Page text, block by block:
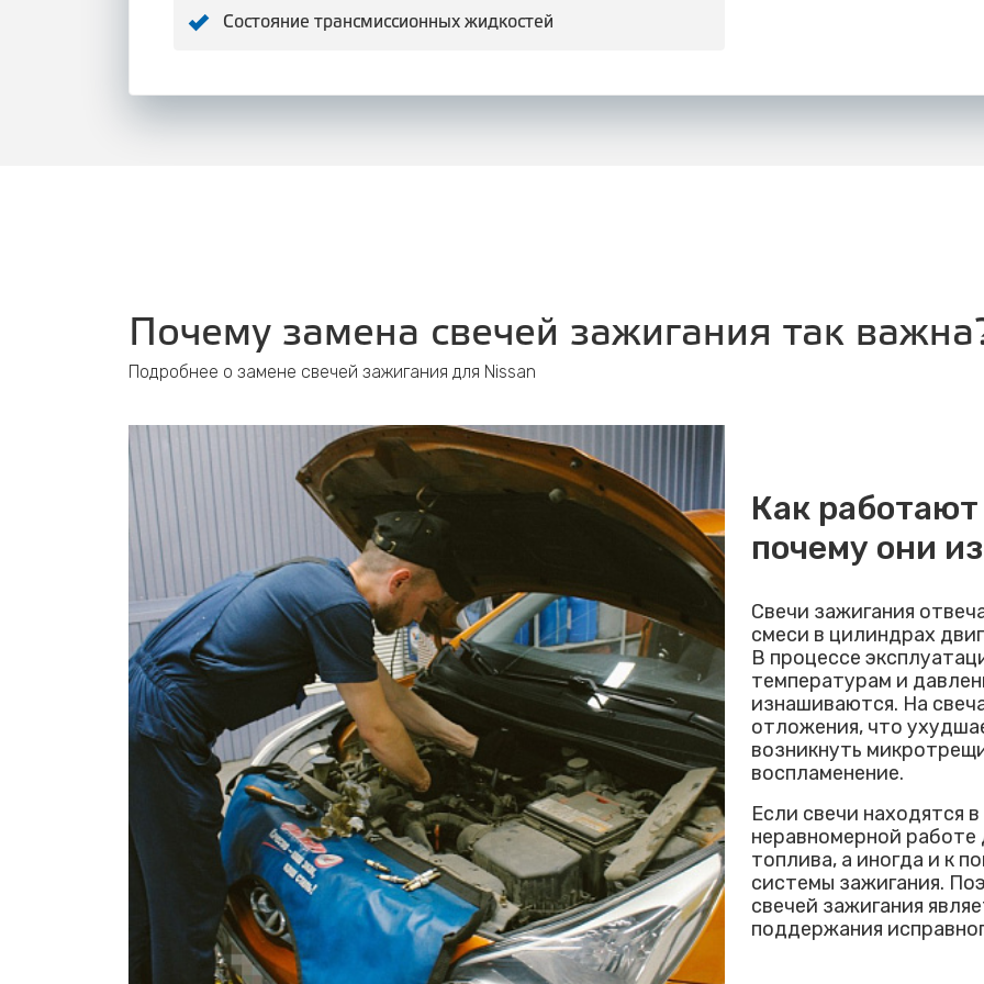
Состояние трансмиссионных жидкостей
Почему замена свечей зажигания так
Подробнее о замене свечей зажигания для Nissan
Как
почему они
Свечи зажигания
смеси в цилиндрах
В процессе
температурам и
изнашиваются. На
отложения, что
возникнуть
воспламенение.
Если свечи находятся
неравномерной работе
топлива, а иногда и к
системы зажигания.
свечей зажигания
поддержания